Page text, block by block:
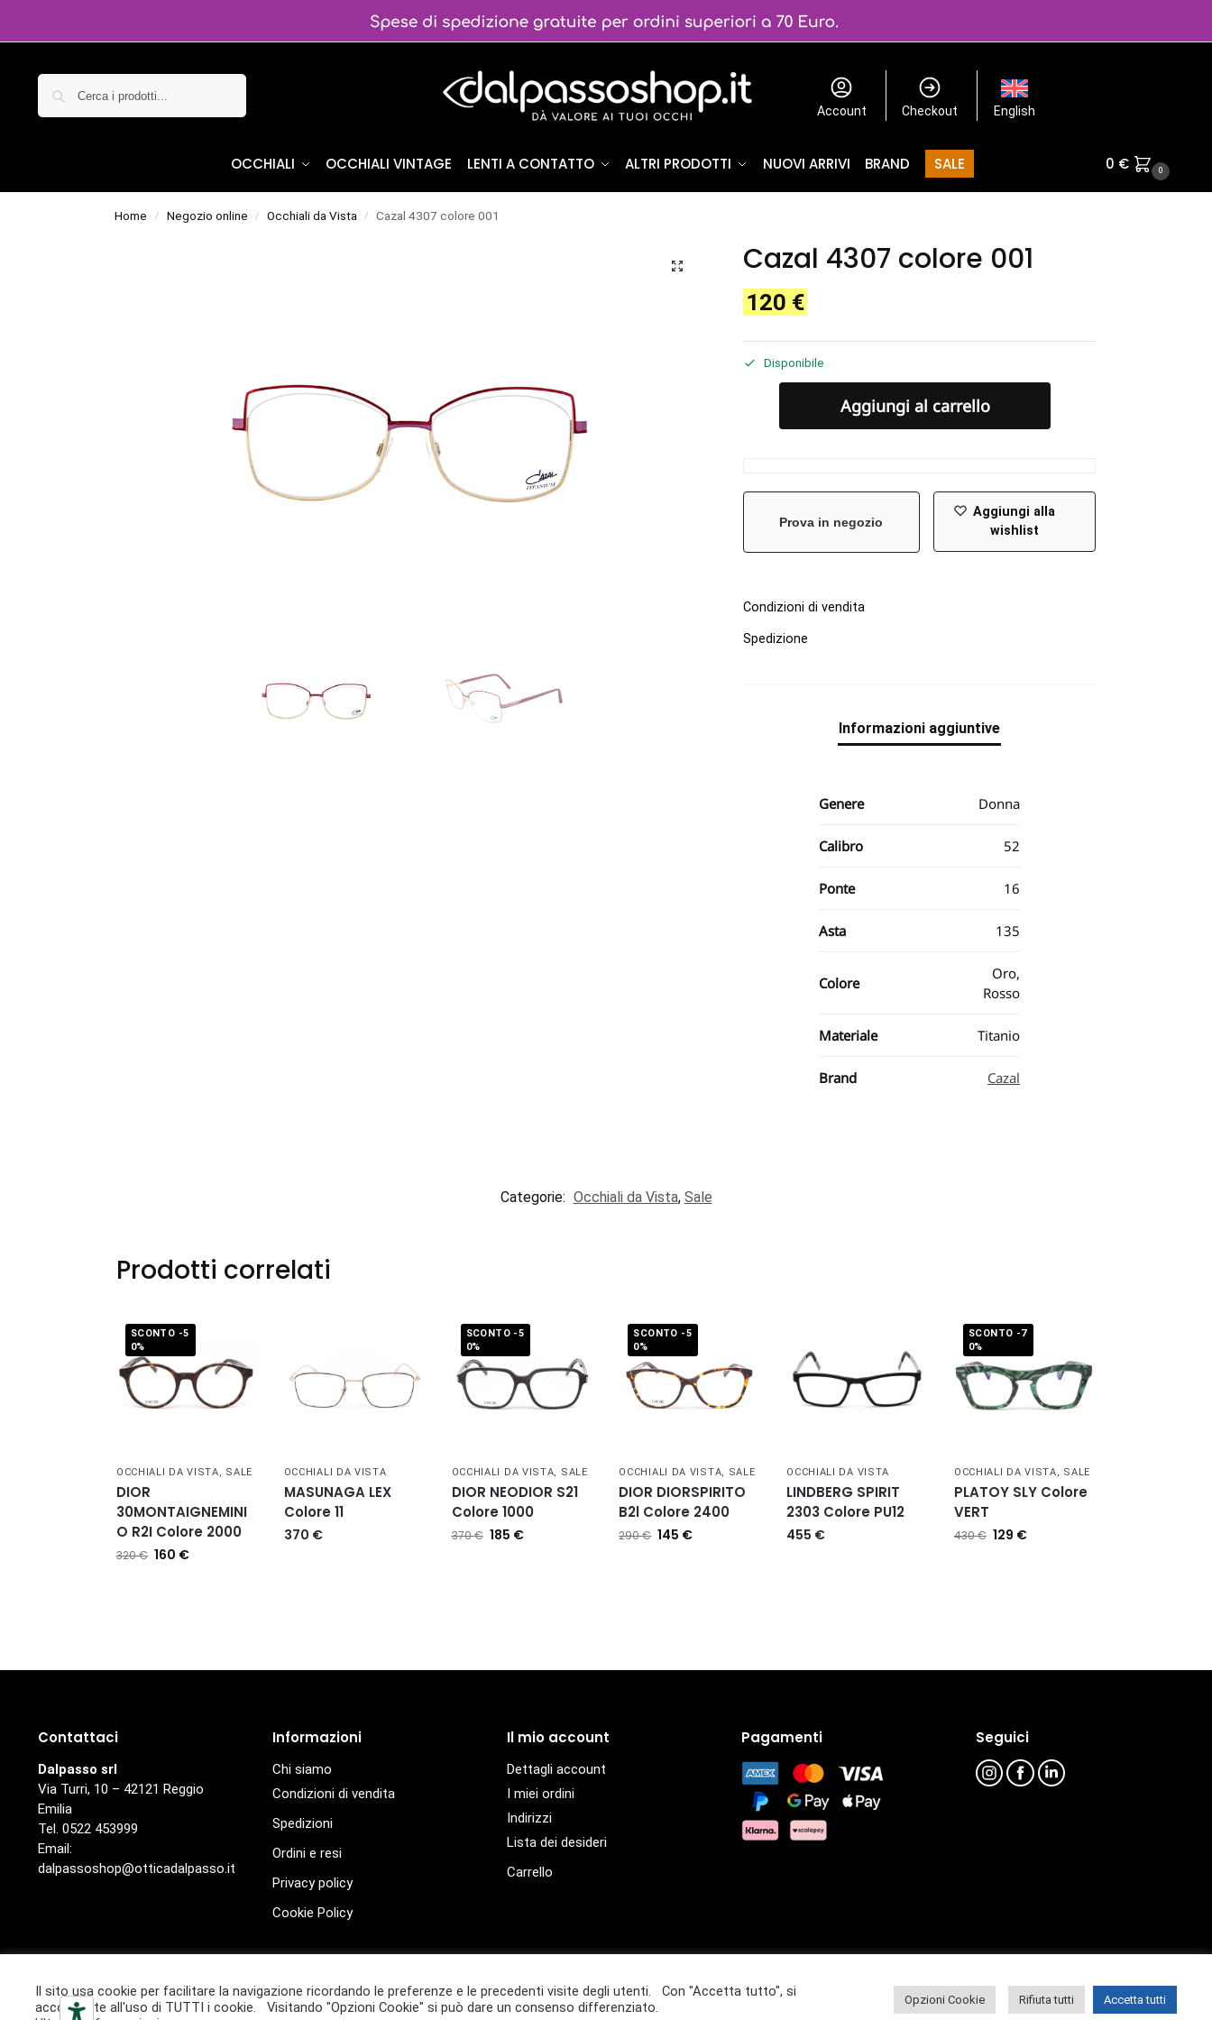
Account Checkout English
OCCHIALI OCCHIALI VINTAGE LENTI A CONTATTO ALTRI PRODOTTI NUOVI ARRIVI BRAND SALE 0 € 0
Home / Negozio online / Occhiali da Vista / Cazal 4307 colore 001
Cazal 4307 colore 001
120 €
Disponibile
Aggiungi al carrello
Prova in negozio
Aggiungi alla
wishlist
Condizioni di vendita
Spedizione
Informazioni aggiuntive
Genere Donna
Calibro 52
Ponte 16
Asta 135
Colore
Oro,
Rosso
Materiale Titanio
Brand Cazal
Categorie: Occhiali da Vista, Sale
Prodotti correlati
SCONTO -5
0%
OCCHIALI DA VISTA, SALE
DIOR
30MONTAIGNEMINI
O R2I Colore 2000
320€ 160 €
OCCHIALI DA VISTA
MASUNAGA LEX
Colore 11
370 €
SCONTO -5
0%
OCCHIALI DA VISTA, SALE
DIOR NEODIOR S21
Colore 1000
370€ 185 €
SCONTO -5
0%
OCCHIALI DA VISTA, SALE
DIOR DIORSPIRITO
B2l Colore 2400
290€ 145 €
OCCHIALI DA VISTA
LINDBERG SPIRIT
2303 Colore PU12
455 €
SCONTO -7
0%
OCCHIALI DA VISTA, SALE
PLATOY SLY Colore
VERT
430€ 129 €
Contattaci
Dalpasso srl
Via Turri, 10 – 42121 Reggio
Emilia
Tel. 0522 453999
Email:
dalpassoshop@otticadalpasso.it
Informazioni
Chi siamo
Condizioni di vendita
Spedizioni
Ordini e resi
Privacy policy
Cookie Policy
Il mio account
Dettagli account
I miei ordini
Indirizzi
Lista dei desideri
Carrello
Pagamenti Seguici
© Ottica Dalpasso
Ottica Dalpasso è un marchio di proprietà di Dalpasso S.r.l. – P.IVA 01432940359
Il sito usa cookie per facilitare la navigazione ricordando le preferenze e le precedenti visite degli utenti. Con "Accetta tutto", si
acconsente all'uso di TUTTI i cookie. Visitando "Opzioni Cookie" si può dare un consenso differenziato.
Opzioni Cookie Rifiuta tutti Accetta tutti